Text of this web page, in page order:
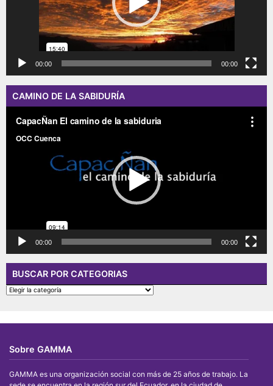
00:00 00:00
CAMINO DE LA SABIDURÍA
00:00 00:00
BUSCAR POR CATEGORIAS
BUSCAR
Sobre GAMMA
GAMMA es una organización social con más de 25 años de trabajo. La